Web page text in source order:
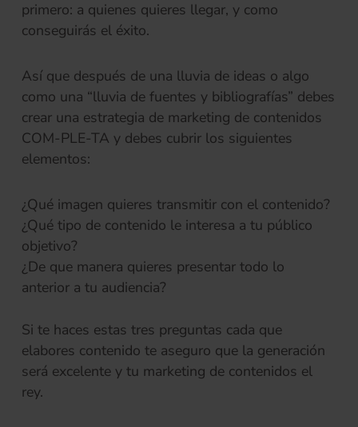
primero: a quienes quieres llegar, y como
conseguirás el éxito.
Así que después de una lluvia de ideas o algo
como una “lluvia de fuentes y bibliografías” debes
crear una estrategia de marketing de contenidos
COM-PLE-TA y debes cubrir los siguientes
elementos:
¿Qué imagen quieres transmitir con el contenido?
¿Qué tipo de contenido le interesa a tu público
objetivo?
¿De que manera quieres presentar todo lo
anterior a tu audiencia?
Si te haces estas tres preguntas cada que
elabores contenido te aseguro que la generación
será excelente y tu marketing de contenidos el
rey.